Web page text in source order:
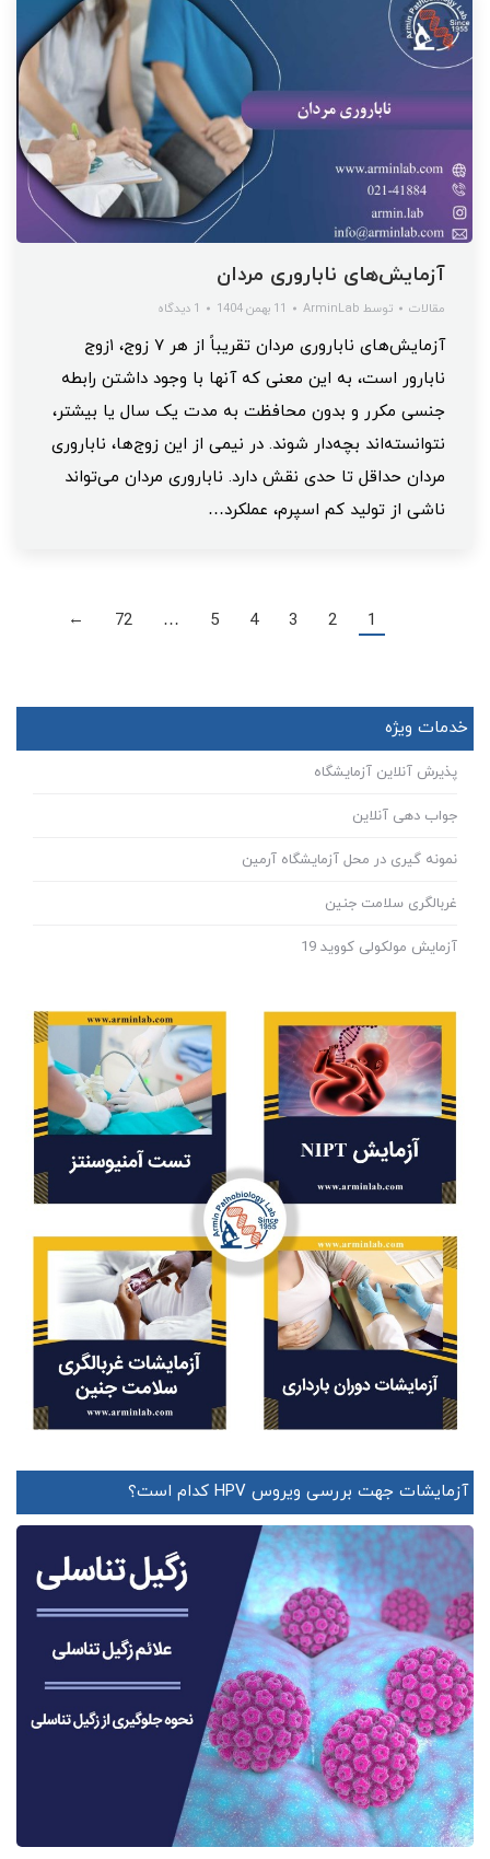
آزمایش‌های ناباروری مردان
مقالات توسط ArminLab 11 بهمن 1404 1 دیدگاه
آزمایش‌های ناباروری مردان تقریباً از هر ۷ زوج، ۱زوج
نابارور است، به این معنی که آنها با وجود داشتن رابطه
جنسی مکرر و بدون محافظت به مدت یک سال یا بیشتر،
نتوانسته‌اند بچه‌دار شوند. در نیمی از این زوج‌ها، ناباروری
مردان حداقل تا حدی نقش دارد. ناباروری مردان می‌تواند
ناشی از تولید کم اسپرم، عملکرد…
1
2
3
4
5
…
72
→
خدمات ویژه
پذیرش آنلاین آزمایشگاه
جواب دهی آنلاین
نمونه گیری در محل آزمایشگاه آرمین
غربالگری سلامت جنین
آزمایش مولکولی کووید 19
آزمایشات جهت بررسی ویروس HPV کدام است؟